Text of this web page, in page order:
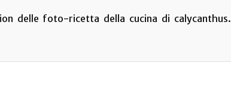
delle foto-ricetta della cucina di calycanthus.